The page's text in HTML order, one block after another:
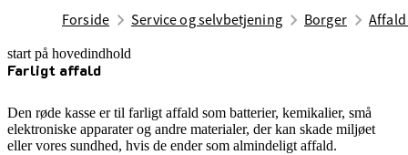
Forside Service og selvbetjening Borger
start på hovedindhold
Farligt affald
senest opdateret 21. april 2026
Den røde kasse er til farligt affald som batterier, kemikalier, små
elektroniske apparater og andre materialer, der kan skade miljøet
eller vores sundhed, hvis de ender som almindeligt affald.